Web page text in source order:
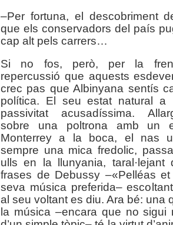
–Per fortuna, el descobriment
que els conservadors del país
cap alt pels carrers…
Si no fos, però, per la
repercussió que aquests
crec pas que Albinyana sentís
política. El seu estat natural a
passivitat acusadíssima.
sobre una poltrona amb un
Monterrey a la boca, el nas
sempre una mica fredolic,
ulls en la llunyania, taral·lejant
frases de Debussy –«Pelléas
seva música preferida–
al seu voltant es diu. Ara bé: una
la música –encara que no sigui